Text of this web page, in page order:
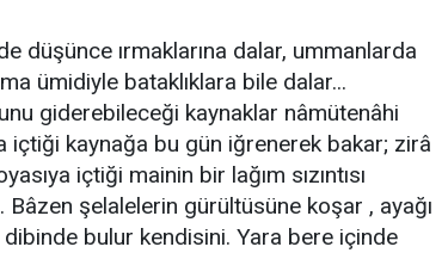
düşünce ırmaklarına dalar, ummanlarda
ümidiyle bataklıklara bile dalar...
giderebileceği kaynaklar nâmütenâhi
içtiği kaynağa bu gün iğrenerek bakar; zirâ
içtiği mainin bir lağım sızıntısı
şelalelerin gürültüsüne koşar , ayağı
bulur kendisini. Yara bere içinde